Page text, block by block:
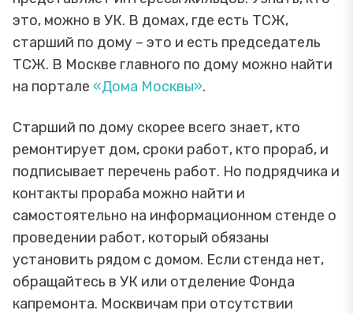
это, можно в УК. В домах, где есть ТСЖ,
старший по дому – это и есть председатель
ТСЖ. В Москве главного по дому можно найти
на портале «Дома Москвы».
Старший по дому скорее всего знает, кто
ремонтирует дом, сроки работ, кто прораб, и
подписывает перечень работ. Но подрядчика и
контакты прораба можно найти и
самостоятельно на информационном стенде о
проведении работ, который обязаны
установить рядом с домом. Если стенда нет,
обращайтесь в УК или отделение Фонда
капремонта. Москвичам при отсутствии